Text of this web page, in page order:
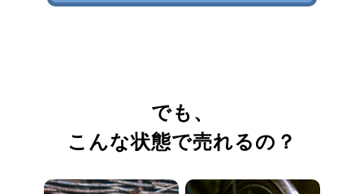
でも、
こんな状態で売れるの？